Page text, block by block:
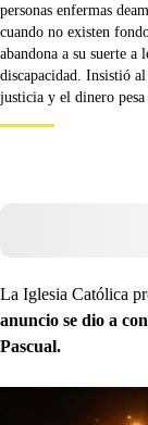
personas enfermas
cuando no existen
abandona a su suerte a
discapacidad. Insistió
justicia y el dinero pesa
La Iglesia Católica
anuncio se dio a
Pascual.